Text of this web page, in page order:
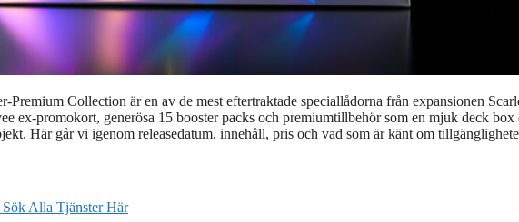
Collection är en av de mest eftertraktade speciallådorna från expansionen
ex‑promokort, generösa 15 booster packs och premiumtillbehör som en mjuk deck box
Här går vi igenom releasedatum, innehåll, pris och vad som är känt om
Alla Tjänster Här